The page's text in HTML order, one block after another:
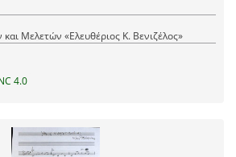
Μελετών «Ελευθέριος Κ. Βενιζέλος»
4.0